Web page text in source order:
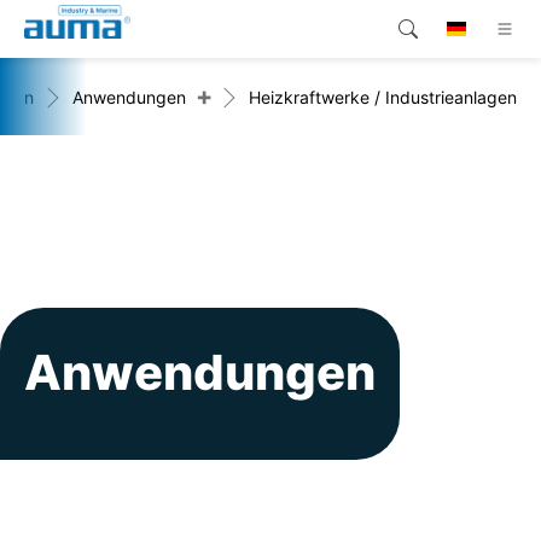
Produkte
Global
Suche
Anwendungen + Heizkraftwerke / Industrieanlagen
Anwendungen